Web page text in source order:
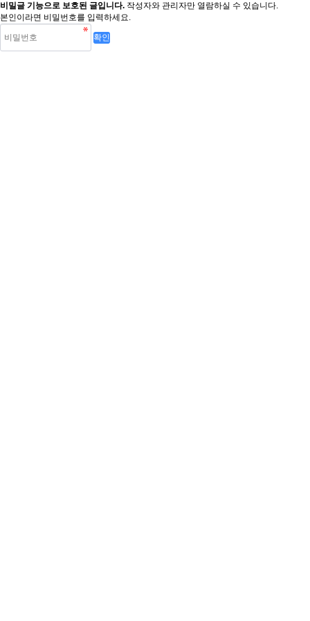
비밀글 기능으로 보호된 글입니다. 작성자와 관리자만 열람하실 수 있습니다.
본인이라면 비밀번호를 입력하세요.